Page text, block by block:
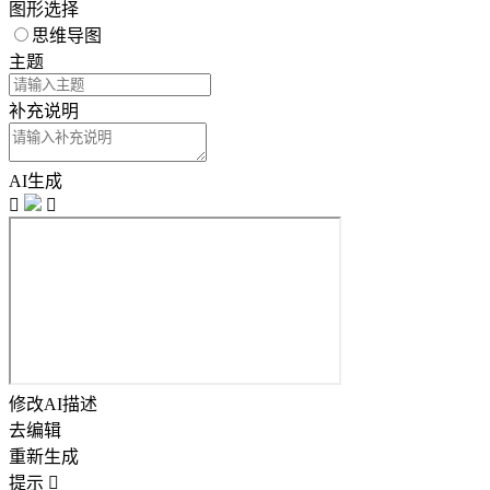
图形选择
思维导图
主题
补充说明
AI生成


修改AI描述
去编辑
重新生成
提示 